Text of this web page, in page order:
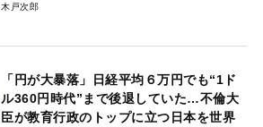
木戸次郎
「円が大暴落」日経平均６万円でも“1ド
ル360円時代”まで後退していた…不倫大
臣が教育行政のトップに立つ日本を世界